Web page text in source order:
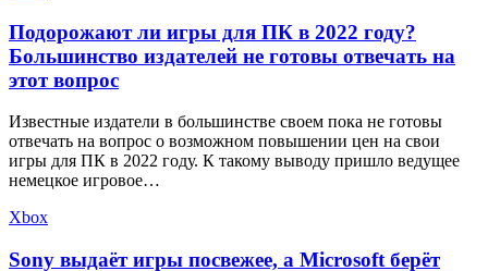
Подорожают ли игры для ПК в 2022 году?
Большинство издателей не готовы отвечать на
этот вопрос
Известные издатели в большинстве своем пока не готовы
отвечать на вопрос о возможном повышении цен на свои
игры для ПК в 2022 году. К такому выводу пришло ведущее
немецкое игровое…
Xbox
Sony выдаёт игры посвежее, а Microsoft берёт